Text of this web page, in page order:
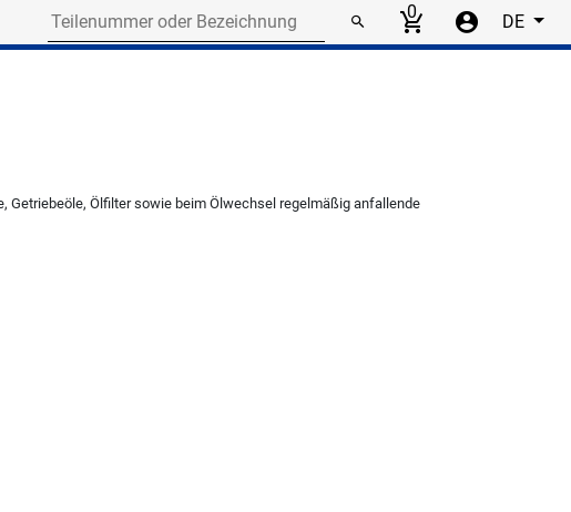
0 DE
Getriebeöle, Ölfilter sowie beim Ölwechsel regelmäßig anfallende